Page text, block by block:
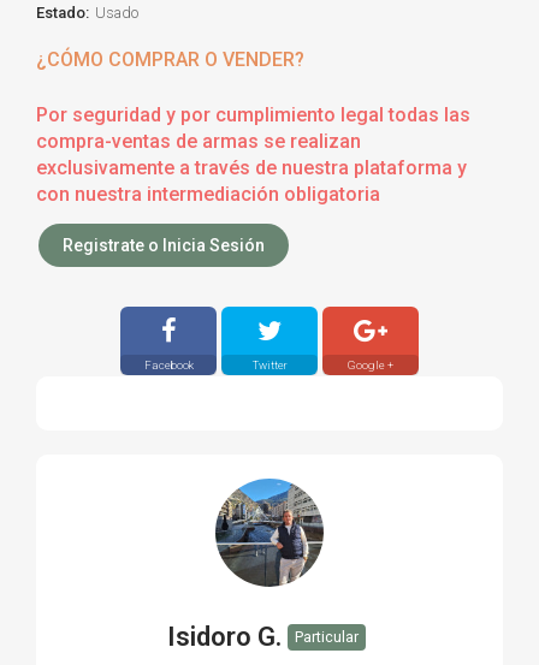
Estado: Usado
¿CÓMO COMPRAR O VENDER?
Por seguridad y por cumplimiento legal todas las
compra-ventas de armas se realizan
exclusivamente a través de nuestra plataforma y
con nuestra intermediación obligatoria
Registrate o Inicia Sesión
Facebook Twitter Google +
Isidoro G. Particular